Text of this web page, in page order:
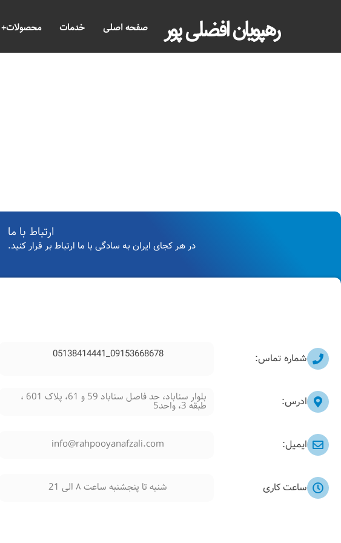
رهپویان افضلی پور صفحه اصلی خدمات محصولات
ارتباط با ما
در هر کجای ایران به سادگی با ما ارتباط بر قرار کنید.
شماره تماس: 09153668678_05138414441
ادرس: بلوار سناباد، حد فاصل سناباد 59 و 61، پلاک 601 ،
طبقه 3، واحد5
ايميل: info@rahpooyanafzali.com
ساعت کاری شنبه تا پنجشنبه ساعت ۸ الی 21